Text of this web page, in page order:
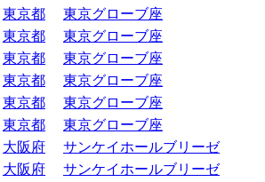
東京都
東京グローブ座
東京都
東京グローブ座
東京都
東京グローブ座
東京都
東京グローブ座
東京都
東京グローブ座
東京都
東京グローブ座
大阪府
サンケイホールブリーゼ
大阪府
サンケイホールブリーゼ